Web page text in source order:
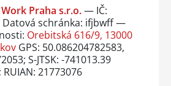
Praha s.r.o.— IČ:
schránka: ifjbwff —
Orebitská 616/9, 13000
GPS: 50.086204782583,
S-JTSK: -741013.39
21773076